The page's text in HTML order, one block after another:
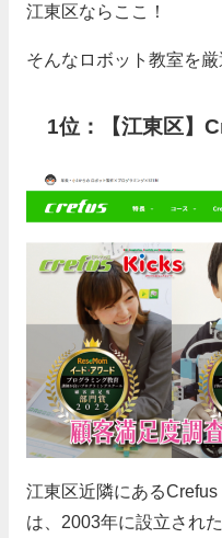
江東区ならここ！
そんなロボット教室を厳
1位：【江東区】
江東区近隣にある
は、2003年に設立され